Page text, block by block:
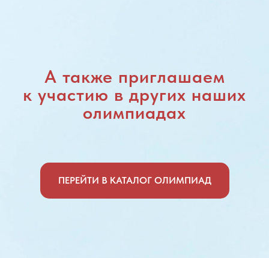
А также приглашаем
к участию в других наших
олимпиадах
ПЕРЕЙТИ В КАТАЛОГ ОЛИМПИАД